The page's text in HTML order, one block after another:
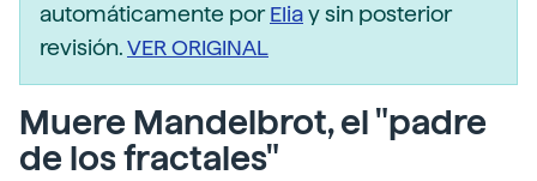
automáticamente porEliay sin posterior
revisión.VER ORIGINAL
Muere Mandelbrot, el "padre
de los fractales"